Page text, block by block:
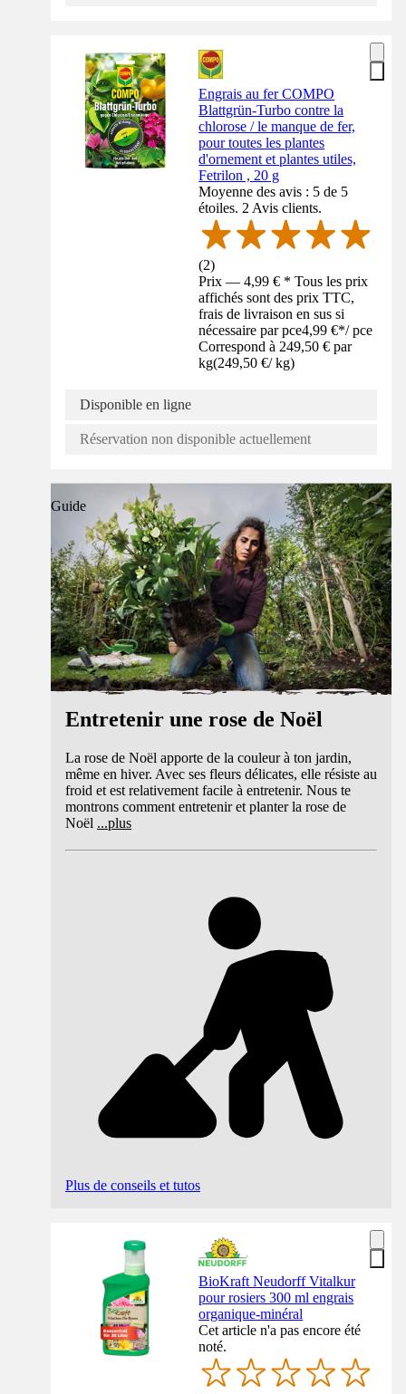
Engrais au fer COMPO
Blattgrün-Turbo contre la
chlorose / le manque de fer,
pour toutes les plantes
d'ornement et plantes utiles,
Fetrilon , 20 g
Moyenne des avis : 5 de 5
étoiles. 2 Avis clients.
(2)
Prix — 4,99 € * Tous les prix
affichés sont des prix TTC,
frais de livraison en sus si
nécessaire par pce4,99 €*/ pce
Correspond à 249,50 € par
kg(249,50 €/ kg)
Disponible en ligne
Réservation non disponible actuellement
Guide
Entretenir une rose de Noël
La rose de Noël apporte de la couleur à ton jardin,
même en hiver. Avec ses fleurs délicates, elle résiste au
froid et est relativement facile à entretenir. Nous te
montrons comment entretenir et planter la rose de
Noël ...plus
Plus de conseils et tutos
BioKraft Neudorff Vitalkur
pour rosiers 300 ml engrais
organique-minéral
Cet article n'a pas encore été
noté.